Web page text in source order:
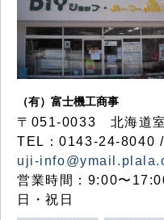
（有）富士機工商事
〒051-0033 北海道
TEL：0143-24-8040
uji-
営業時間：9:00〜
日・祝日